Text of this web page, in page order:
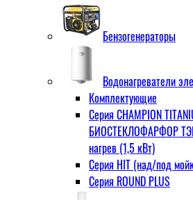
Бензогенераторы
Водонагреватели
Комплектующие
Серия CHAMPION
БИОСТЕКЛОФАРФОР
нагрев (1,5 кВт)
Серия HIT (над/под
Серия ROUND PLUS